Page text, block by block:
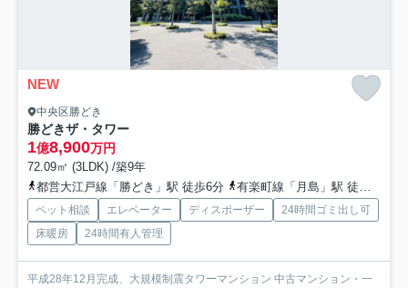
NEW
中央区勝どき
勝どきザ・タワー
1億8,900万円
72.09㎡ (3LDK) /築9年
都営大江戸線「勝どき」駅 徒歩6分
有楽町線「月島」駅 徒歩14分
ペット相談 エレベーター ディスポーザー
24時間ゴミ出し可
床暖房
24時間有人管理
平成28年12月完成、大規模制震タワーマンション 中古マンション・一